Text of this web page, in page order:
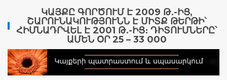
ԿԱՅՔԸ ԳՈՐԾՈՒՄ Է 2009 Թ․-ԻՑ,
ՇԱՐՈՒՆԱԿՈՒԹՅՈՒՆՆ Է ՄԻՏՔ ԹԵՐԹԻ՝
ՀԻՄՆԱԴՐՎԵԼ Է 2001 Թ․-ԻՑ։ ԴԻՏՈՒՄՆԵՐԸ՝
ԱՄԵՆ ՕՐ 25 – 33 000